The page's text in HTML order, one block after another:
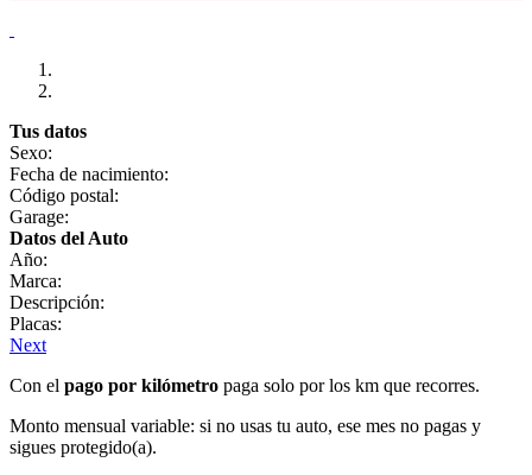
Tus datos
Sexo:
Fecha de nacimiento:
Código postal:
Garage:
Datos del Auto
Año:
Marca:
Descripción:
Placas:
Next
Con el pago por kilómetro paga solo por los km que recorres.
Monto mensual variable: si no usas tu auto, ese mes no pagas y
sigues protegido(a).